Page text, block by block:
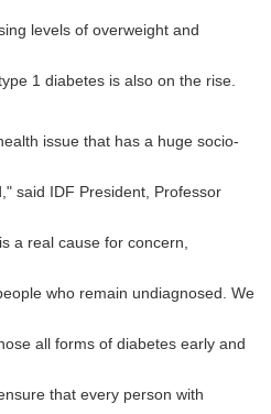
levels of overweight and
1 diabetes is also on the rise.
issue that has a huge socio-
said IDF President, Professor
a real cause for concern,
who remain undiagnosed. We
all forms of diabetes early and
that every person with